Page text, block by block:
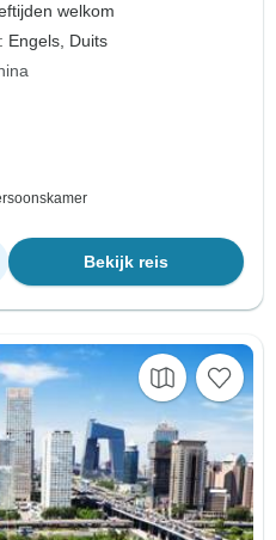
welkom
Engels, Duits
Bekijk reis